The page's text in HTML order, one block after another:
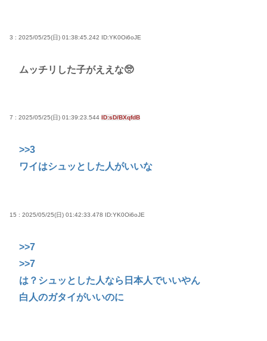
高市早苗さん、憧れのバンドを官邸に招き、自身の
若くて美人なママと親友の淫らな行為内容を毎回聞
ポケカ資産が100万円超えた男の子www
Powered by livedoor 相互RSS
3 : 2025/05/25(日) 01:38:45.242 ID:YK0Oi6oJE
ムッチリした子がええな🥺
7 : 2025/05/25(日) 01:39:23.544 ID:sD/BXqfdB
>>3
ワイはシュッとした人がいいな
15 : 2025/05/25(日) 01:42:33.478 ID:YK0Oi6oJE
>>7
>>7
は？シュッとした人なら日本人でいいやん
白人のガタイがいいのに